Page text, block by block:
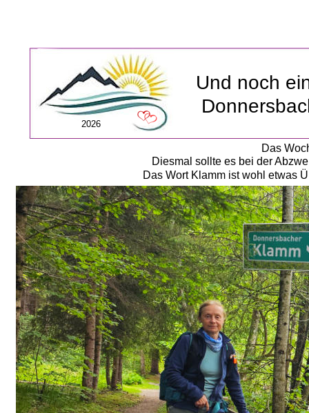
Das
Diesmal sollte es bei der
Das Wort Klamm ist wohl etwas
Und noch
2026